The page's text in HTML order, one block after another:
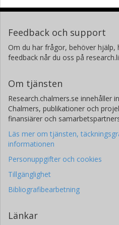
Feedback och support
Om du har frågor, behöver hjälp,
feedback når du oss på
Om tjänsten
Research.chalmers.se innehåller
Chalmers, publikationer och
finansiärer och
Läs mer om tjänsten,
informationen
Personuppgifter och cookies
Tillgänglighet
Bibliografibearbetning
Länkar